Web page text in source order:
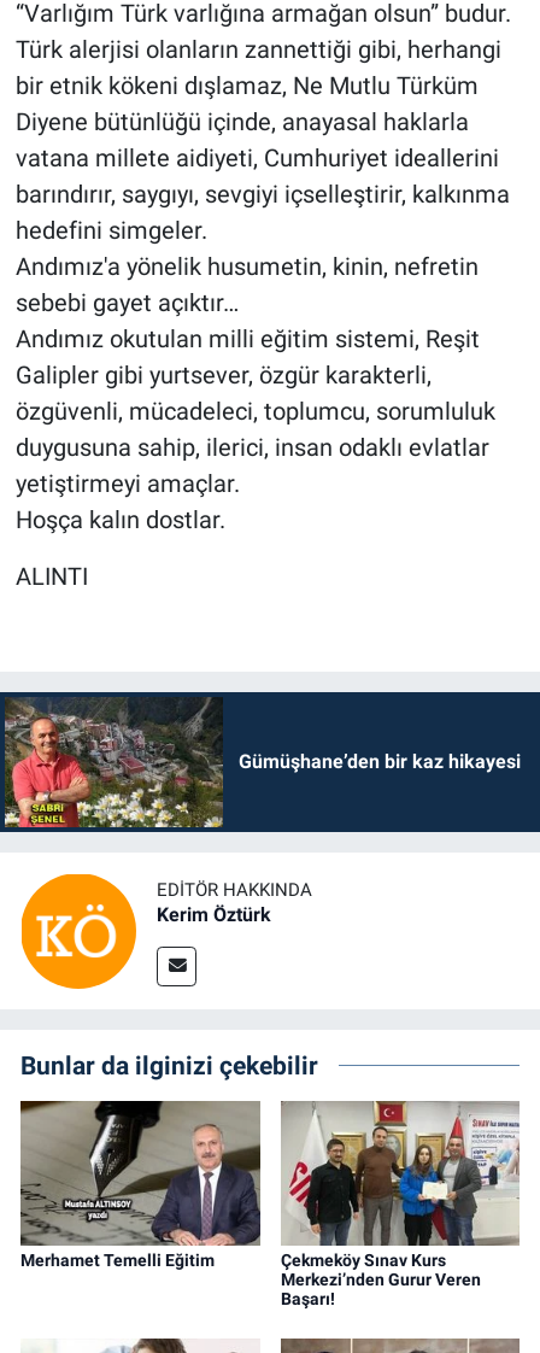
“Varlığım Türk varlığına armağan olsun” budur.
Türk alerjisi olanların zannettiği gibi, herhangi
bir etnik kökeni dışlamaz, Ne Mutlu Türküm
Diyene bütünlüğü içinde, anayasal haklarla
vatana millete aidiyeti, Cumhuriyet ideallerini
barındırır, saygıyı, sevgiyi içselleştirir, kalkınma
hedefini simgeler.
Andımız'a yönelik husumetin, kinin, nefretin
sebebi gayet açıktır…
Andımız okutulan milli eğitim sistemi, Reşit
Galipler gibi yurtsever, özgür karakterli,
özgüvenli, mücadeleci, toplumcu, sorumluluk
duygusuna sahip, ilerici, insan odaklı evlatlar
yetiştirmeyi amaçlar.
Hoşça kalın dostlar.
ALINTI
Gümüşhane’den bir kaz hikayesi
EDITÖR HAKKINDA
Kerim Öztürk
Bunlar da ilginizi çekebilir
Merhamet Temelli Eğitim
Çekmeköy Sınav Kurs
Merkezi’nden Gurur Veren
Başarı!